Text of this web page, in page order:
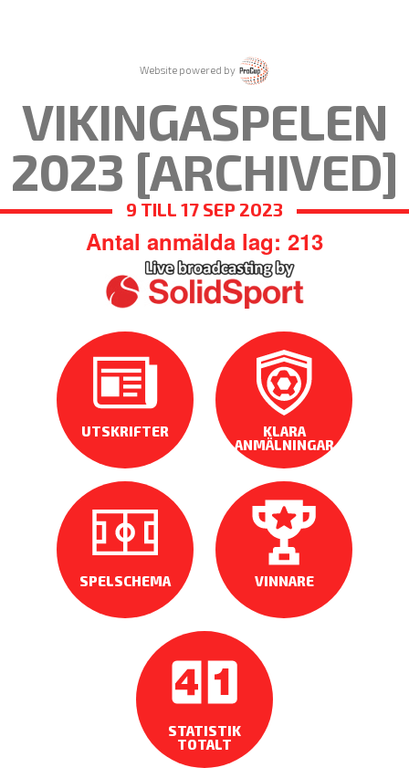
Website powered by
VIKINGASPELEN
2023 [ARCHIVED]
9 TILL 17 SEP 2023
Antal anmälda lag: 213
UTSKRIFTER
KLARA
ANMÄLNINGAR
SPELSCHEMA VINNARE
STATISTIK
TOTALT